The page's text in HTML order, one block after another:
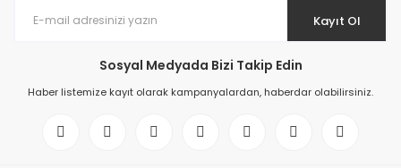
Kayıt Ol
Sosyal Medyada Bizi Takip Edin
Haber listemize kayıt olarak kampanyalardan, haberdar olabilirsiniz.